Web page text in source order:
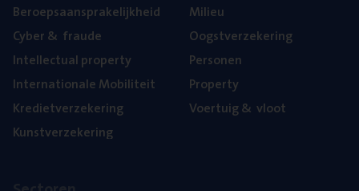
Beroeps­aan­spra­ke­lijk­heid
Cyber& fraude
Intel­lec­tu­al property
Inter­na­ti­o­na­le Mobiliteit
Kre­diet­ver­ze­ke­ring
Kunst­ver­ze­ke­ring
Mili­eu
Oogst­ver­ze­ke­ring
Per­so­nen
Pro­per­ty
Voer­tuig& vloot